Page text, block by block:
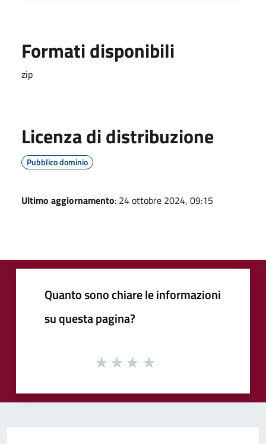
Formati disponibili
zip
Licenza di distribuzione
Pubblico dominio
Ultimo aggiornamento: 24 ottobre 2024, 09:15
Quanto sono chiare le informazioni
su questa pagina?